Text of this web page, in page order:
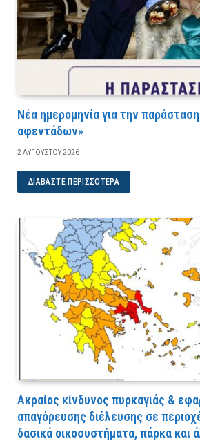
Νέα ημερομηνία για την
αφεντάδων»
2 ΑΥΓΟΎΣΤΟΥ 2026
ΔΙΑΒΆΣΤΕ ΠΕΡΙΣΣΌΤΕΡΑ
Ακραίος κίνδυνος πυρκαγιάς &
απαγόρευσης διέλευσης σε
δασικά οικοσυστήματα, πάρκα και